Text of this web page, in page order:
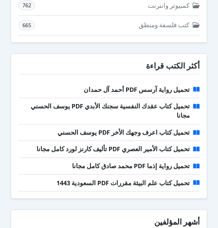
كمبيوتر وانترنت 762
كتب فلسفة ومنطق 665
أكثر الكتب قراءة
تحميل رواية آرسس PDF أحمد آل حمدان
تحميل كتاب عقدك النفسية سجنك الأبدي PDF يوسف الحسني
مجانا
تحميل كتاب اعرف وجهك الأخر PDF يوسف الحسني
تحميل كتاب الأمير العصري PDF تأليف كارنز لورد كامل مجانا
تحميل رواية إذما PDF محمد صادق كامل مجانا
تحميل كتاب علم البيئة مقررات PDF السعودية 1443
أشهر المؤلفين